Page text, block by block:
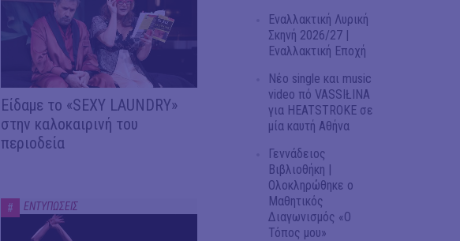
Είδαμε το «SEXY LAUNDRY»
στην καλοκαιρινή του
περιοδεία
# ΕΝΤΥΠΩΣΕΙΣ
Εναλλακτική Λυρική
Σκηνή 2026/27 |
Εναλλακτική Εποχή
Νέο single και music
video πό VASSIŁINA
για HEATSTROKE σε
μία καυτή Αθήνα
Γεννάδειος
Βιβλιοθήκη |
Ολοκληρώθηκε ο
Μαθητικός
Διαγωνισμός «Ο
Τόπος μου»